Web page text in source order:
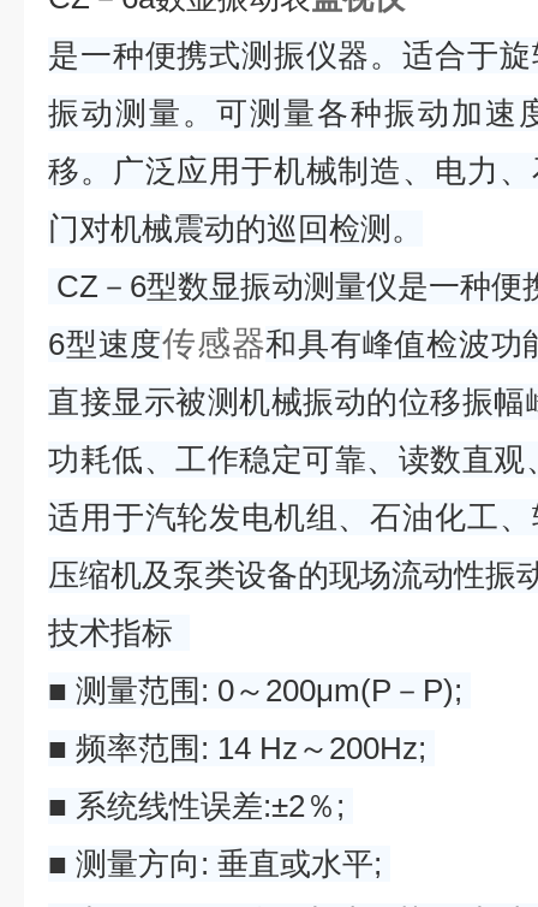
是一种便携式测振仪器。适合于
振动测量。可测量各种振动加速
移。广泛应用于机械制造、电力
门对机械震动的巡回检测。
CZ－6型数显振动测量仪是一种便
6型速度传感器和具有峰值检波功
直接显示被测机械振动的位移振
功耗低、工作稳定可靠、读数直
适用于汽轮发电机组、石油化工
压缩机及泵类设备的现场流动性
技术指标
■ 测量范围: 0～200μm(P－P);
■ 频率范围: 14 Hz～200Hz;
■ 系统线性误差:±2％;
■ 测量方向: 垂直或水平;